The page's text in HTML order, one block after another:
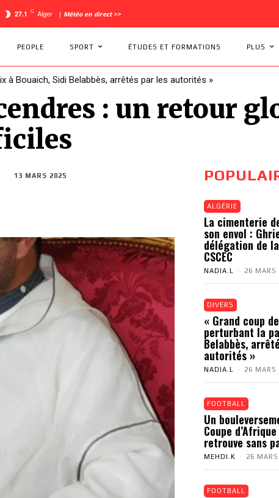
27.1 C Alger | Météo en direct >>
PEOPLE SPORT ÉTUDES ET FORMATIONS PLUS
à Bouaich, Sidi Belabbès, arrêtés par les autorités »
: un retour
13 MARS 2025
ALGÉRIE
La cimenterie
son envol :
délégation de
CSCEC
NADIA.L - 26 MARS
DIVERS
« Grand coup
perturbant la
Belabbès,
autorités »
NADIA.L - 26 MARS
FOOTBALL
Un
Coupe
retrouve sans
MEHDI.K - 26
FOOTBALL